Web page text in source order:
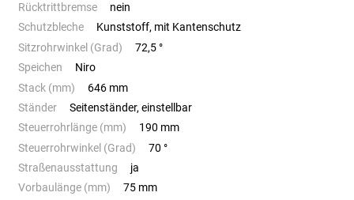
Rücktrittbremse
nein
Schutzbleche
Kunststoff, mit Kantenschutz
Sitzrohrwinkel (Grad)
72,5 °
Speichen
Niro
Stack (mm)
646 mm
Ständer
Seitenständer, einstellbar
Steuerrohrlänge (mm)
190 mm
Steuerrohrwinkel (Grad)
70 °
Straßenausstattung
ja
Vorbaulänge (mm)
75 mm